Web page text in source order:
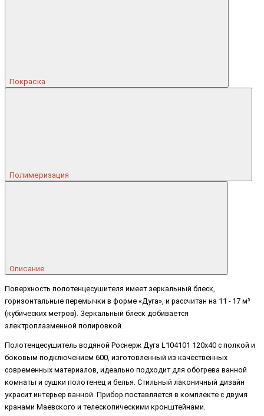
Покраска
Полимеризация
Описание
Поверхность полотенцесушителя имеет зеркальный блеск,
горизонтальные перемычки в форме «Дуга», и рассчитан на 11 - 17 м³
(кубических метров). Зеркальный блеск добивается
электроплазменной полировкой.
Полотенцесушитель водяной Роснерж Дуга L104101 120x40 с полкой и
боковым подключением 600, изготовленный из качественных
современных материалов, идеально подходит для обогрева ванной
комнаты и сушки полотенец и белья. Стильный лаконичный дизайн
украсит интерьер ванной. Прибор поставляется в комплекте с двумя
кранами Маевского и телескопическими кронштейнами.